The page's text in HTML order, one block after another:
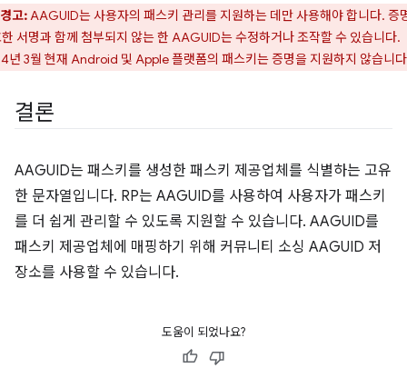
경고:AAGUID는 사용자의 패스키 관리를 지원하는 데만 사용해야 합니다. 증
서명과 함께 첨부되지 않는 한 AAGUID는 수정하거나 조작할 수 있습니다.
년 3월 현재 Android 및 Apple 플랫폼의 패스키는 증명을 지원하지 않습니
결론
AAGUID는 패스키를 생성한 패스키 제공업체를 식별하는 고유
한 문자열입니다. RP는 AAGUID를 사용하여 사용자가 패스키
를 더 쉽게 관리할 수 있도록 지원할 수 있습니다. AAGUID를
패스키 제공업체에 매핑하기 위해 커뮤니티 소싱 AAGUID 저
장소를 사용할 수 있습니다.
도움이 되었나요?